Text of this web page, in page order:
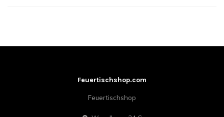
Feuertischshop.com
Feuertischshop